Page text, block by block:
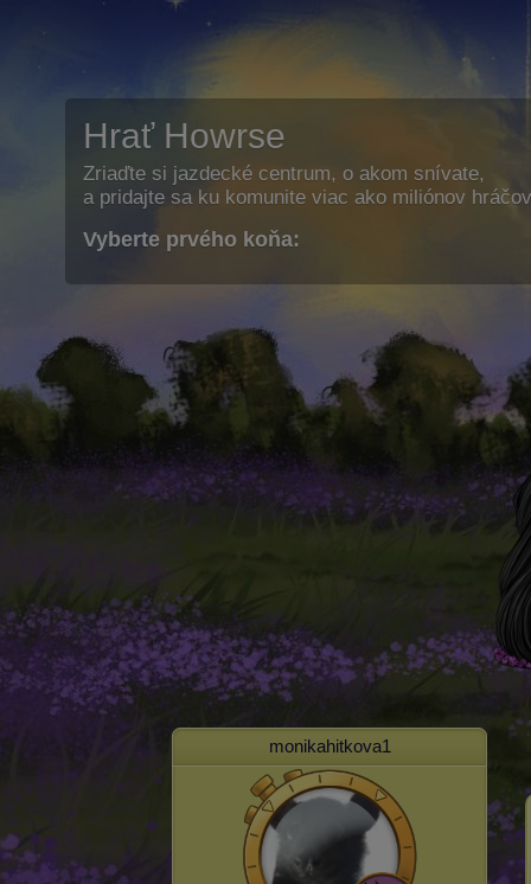
Hrať Howrse
Zriaďte si jazdecké centrum, o akom snívate,
a pridajte sa ku komunite viac ako miliónov
Vyberte prvého koňa:
monikahitkova1